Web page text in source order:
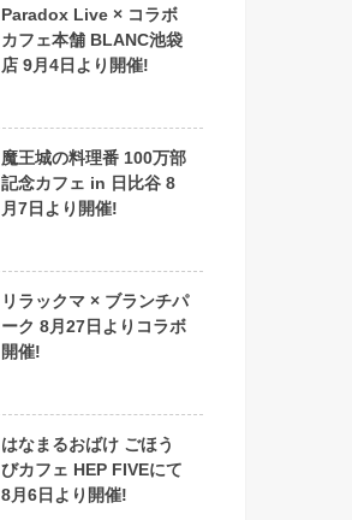
Paradox Live × コラボ
カフェ本舗 BLANC池袋
店 9月4日より開催!
魔王城の料理番 100万部
記念カフェ in 日比谷 8
月7日より開催!
リラックマ × ブランチパ
ーク 8月27日よりコラボ
開催!
はなまるおばけ ごほう
びカフェ HEP FIVEにて
8月6日より開催!